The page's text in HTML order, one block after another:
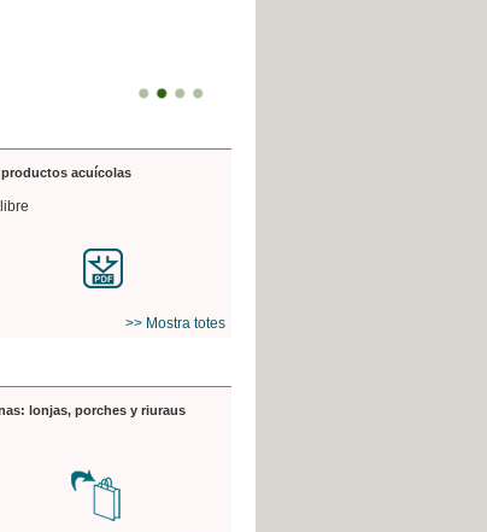
acuícolas
>> Mostra totes
lonjas, porches y riuraus